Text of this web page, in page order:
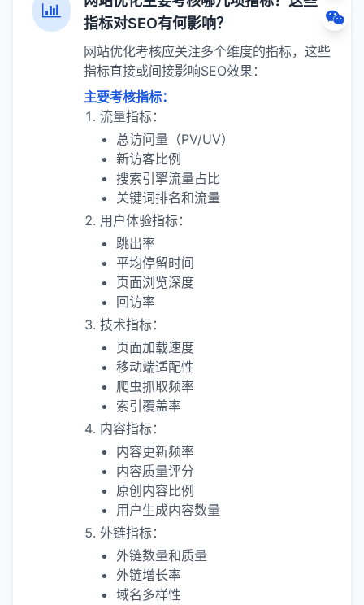
指标对SEO有何影响？
网站优化考核应关注多个维度的指标，这些
指标直接或间接影响SEO效果：
主要考核指标：
流量指标：
总访问量（PV/UV）
新访客比例
搜索引擎流量占比
关键词排名和流量
用户体验指标：
跳出率
平均停留时间
页面浏览深度
回访率
技术指标：
页面加载速度
移动端适配性
爬虫抓取频率
索引覆盖率
内容指标：
内容更新频率
内容质量评分
原创内容比例
用户生成内容数量
外链指标：
外链数量和质量
外链增长率
域名多样性